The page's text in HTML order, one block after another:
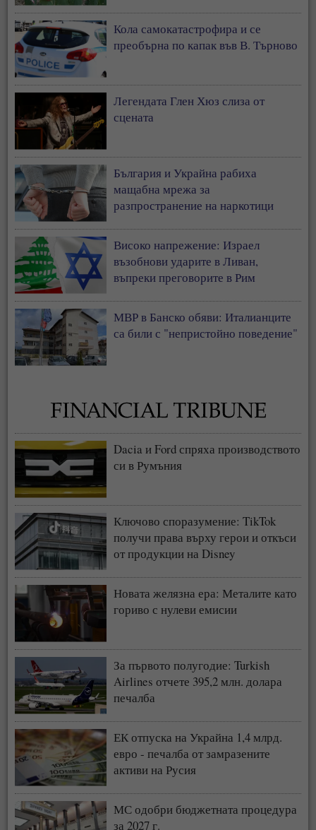
Кола самокатастрофира и се
преобърна по капак във В. Търново
Легендата Глен Хюз слиза от
сцената
България и Украйна рабиха
мащабна мрежа за
разпространение на наркотици
Високо напрежение: Израел
възобнови ударите в Ливан,
въпреки преговорите в Рим
МВР в Банско обяви: Италианците
са били с "непристойно поведение"
Dacia и Ford спряха производството
си в Румъния
Ключово споразумение: TikTok
получи права върху герои и откъси
от продукции на Disney
Новата желязна ера: Металите като
гориво с нулеви емисии
За първото полугодие: Turkish
Airlines отчете 395,2 млн. долара
печалба
ЕК отпуска на Украйна 1,4 млрд.
евро - печалба от замразените
активи на Русия
МС одобри бюджетната процедура
за 2027 г.